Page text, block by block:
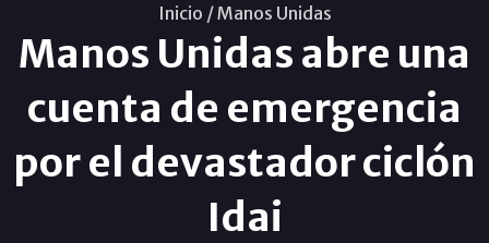
Inicio /Manos Unidas
Manos Unidas abre una
cuenta de emergencia
por el devastador ciclón
Idai